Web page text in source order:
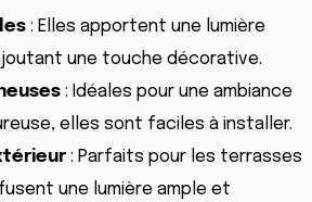
: Elles apportent une lumière
une touche décorative.
: Idéales pour une ambiance
elles sont faciles à installer.
: Parfaits pour les terrasses
une lumière ample et